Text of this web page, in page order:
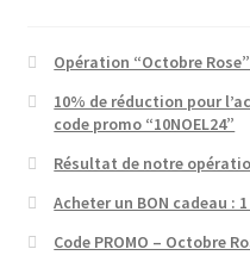
Opération “Octobre
10% de réduction pour
code promo “10NOEL24”
Résultat de notre
Acheter un BON cadeau :
Code PROMO – Octobre